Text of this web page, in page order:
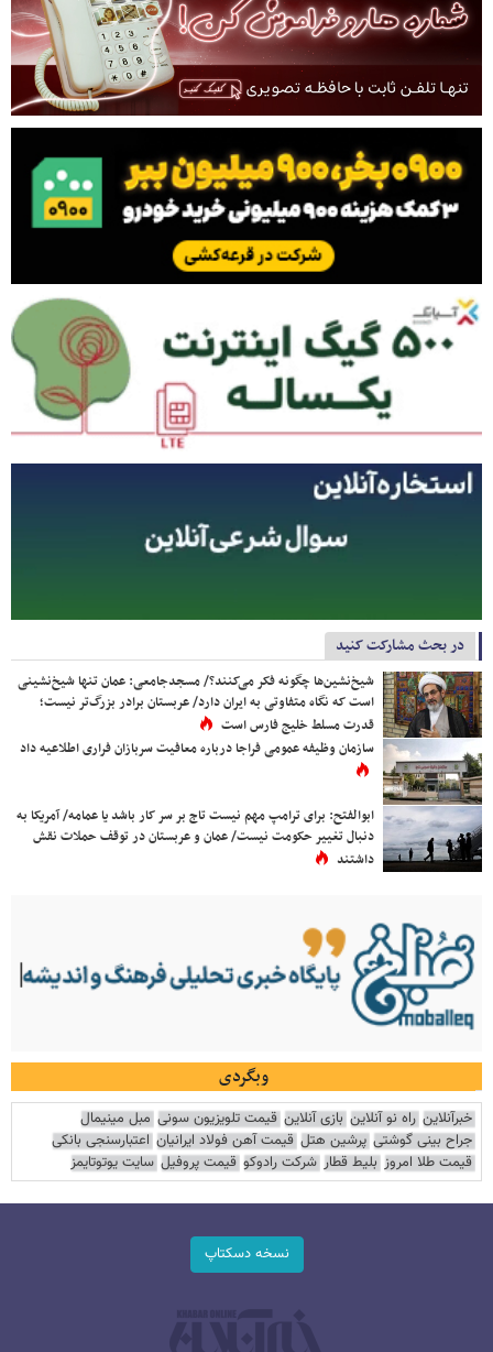
در بحث مشارکت کنید
شیخ‌نشین‌ها چگونه فکر می‌کنند؟/ مسجدجامعی: عمان تنها شیخ‌نشینی
است که نگاه متفاوتی به ایران دارد/ عربستان برادر بزرگ‌تر نیست؛
قدرت مسلط خلیج فارس است
سازمان وظیفه عمومی فراجا درباره معافیت سربازان فراری اطلاعیه داد
ابوالفتح: برای ترامپ مهم نیست تاج بر سر کار باشد یا عمامه/ آمریکا به
دنبال تغییر حکومت نیست/ عمان و عربستان در توقف حملات نقش
داشتند
وبگردی
خبرآنلاین راه نو آنلاین بازی آنلاین قیمت تلویزیون سونی مبل مینیمال
جراح بینی گوشتی پرشین هتل قیمت آهن فولاد ایرانیان اعتبارسنجی بانکی
قیمت طلا امروز بلیط قطار شرکت رادوکو قیمت پروفیل سایت یوتوتایمز
نسخه دسکتاپ